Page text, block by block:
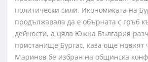
политически сили. Икономиката на
продължавала да е обърната с гръб
дейности, а цяла Южна България
пристанище Бургас, каза още новият
Маринов бе избран на общинска